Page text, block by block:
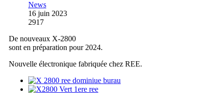
News
16 juin 2023
2917
De nouveaux X-2800
sont en préparation pour 2024.
Nouvelle électronique fabriquée chez REE.